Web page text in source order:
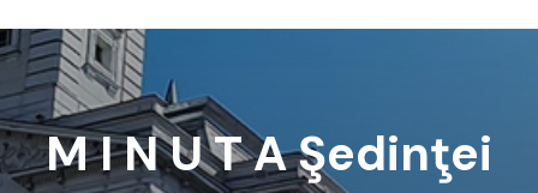
M I N U T A Şedinţei